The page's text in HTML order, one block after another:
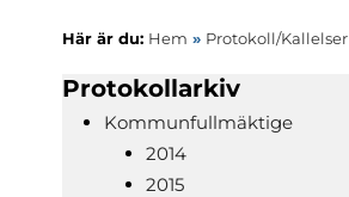
Här är du: Hem » Protokoll/Kallelser
Protokollarkiv
Kommunfullmäktige
2014
2015